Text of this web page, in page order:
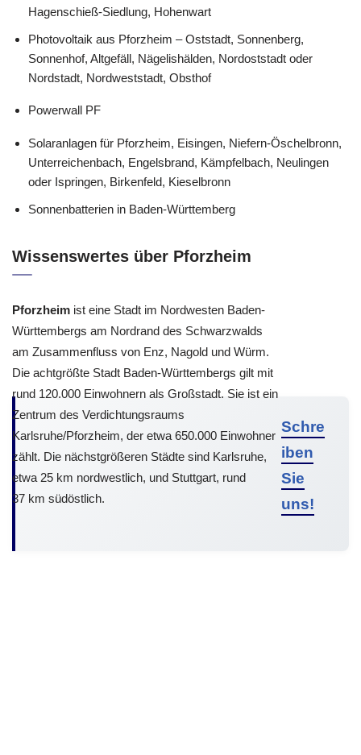
Hagenschieß-Siedlung, Hohenwart
Photovoltaik aus Pforzheim – Oststadt, Sonnenberg,
Sonnenhof, Altgefäll, Nägelishälden, Nordoststadt oder
Nordstadt, Nordweststadt, Obsthof
Powerwall PF
Solaranlagen für Pforzheim, Eisingen, Niefern-Öschelbronn,
Unterreichenbach, Engelsbrand, Kämpfelbach, Neulingen
oder Ispringen, Birkenfeld, Kieselbronn
Sonnenbatterien in Baden-Württemberg
Wissenswertes über Pforzheim
Pforzheim ist eine Stadt im Nordwesten Baden-
Württembergs am Nordrand des Schwarzwalds
am Zusammenfluss von Enz, Nagold und Würm.
Die achtgrößte Stadt Baden-Württembergs gilt mit
rund 120.000 Einwohnern als Großstadt. Sie ist ein
Zentrum des Verdichtungsraums
Karlsruhe/Pforzheim, der etwa 650.000 Einwohner
zählt. Die nächstgrößeren Städte sind Karlsruhe,
etwa 25 km nordwestlich, und Stuttgart, rund
37 km südöstlich.
Schre
iben
Sie
uns!